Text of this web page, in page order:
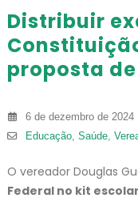
Distribuir
proposta
6 de dezembro de 2024
Educação, Saúde,
O vereador Douglas
Federal no kit